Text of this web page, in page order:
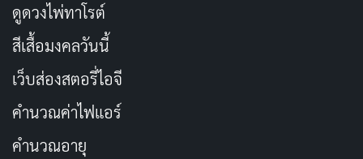
สถานที่เกิด
ปีที่เดบิวต์ AV
ดูดวงไพ่ทาโรต์
สีเสื้อมงคลวันนี้
เว็บส่องสตอรี่ไอจี
คำนวณค่าไฟแอร์
คำนวณอายุ